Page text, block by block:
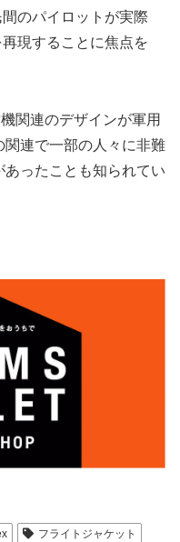
のパイロットが実際
現することに焦点を
関連のデザインが軍用
連で一部の人々に非難
ったことも知られてい
フライトジャケット